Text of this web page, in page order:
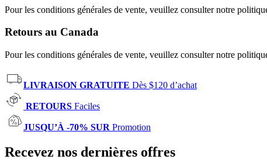
Pour les conditions générales de vente, veuillez consulter notre
Retours au Canada
Pour les conditions générales de vente, veuillez consulter notre
LIVRAISON GRATUITE Dès $120 d’achat
RETOURS Faciles
JUSQU’À -70% SUR Promotion
Recevez nos dernières offres